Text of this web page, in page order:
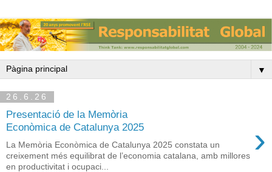
▼
26.6.26
Presentació de la Memòria
Econòmica de Catalunya 2025
›
La Memòria Econòmica de Catalunya 2025 constata un
creixement més equilibrat de l’economia catalana, amb millores
en productivitat i ocupaci...